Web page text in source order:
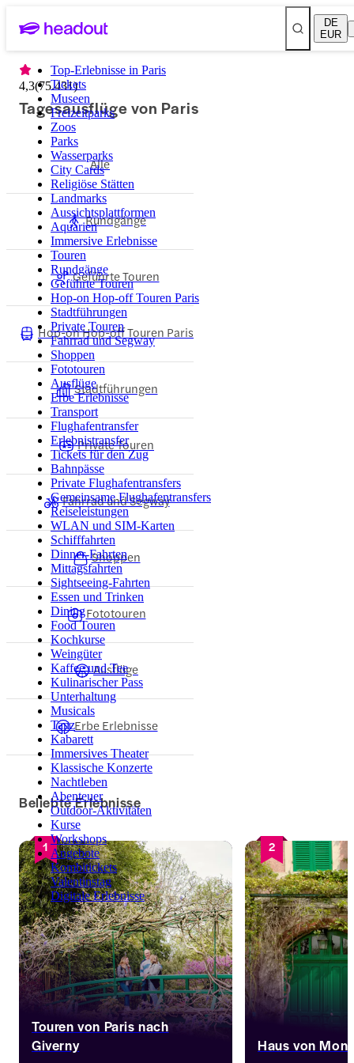
DE
EUR
Top-Erlebnisse in Paris
Tickets
Museen
Freizeitparks
Zoos
Parks
Wasserparks
City Cards
Religiöse Stätten
Landmarks
Aussichtsplattformen
Aquarien
Immersive Erlebnisse
Touren
Rundgänge
Geführte Touren
Hop-on Hop-off Touren Paris
Stadtführungen
Private Touren
Fahrrad und Segway
Shoppen
Fototouren
Ausflüge
Erbe Erlebnisse
Transport
Flughafentransfer
Erlebnistransfer
Tickets für den Zug
Bahnpässe
Private Flughafentransfers
Gemeinsame Flughafentransfers
Reiseleistungen
WLAN und SIM-Karten
Schifffahrten
Dinner-Fahrten
Mittagsfahrten
Sightseeing-Fahrten
Essen und Trinken
Dining
Food Touren
Kochkurse
Weingüter
Kaffee und Tee
Kulinarischer Pass
Unterhaltung
Musicals
Tanz
Kabarett
Immersives Theater
Klassische Konzerte
Nachtleben
Abenteuer
Outdoor-Aktivitäten
Kurse
Workshops
Angebote
Kombitickets
Valentinstag
Digitale Erlebnisse
4,3(75.431)
Tagesausflüge von Paris
Alle
Rundgänge
Geführte Touren
Hop-on Hop-off Touren Paris
Stadtführungen
Private Touren
Fahrrad und Segway
Shoppen
Fototouren
Ausflüge
Erbe Erlebnisse
Beliebte Erlebnisse
1
Touren von Paris nach
Giverny
2
Haus von